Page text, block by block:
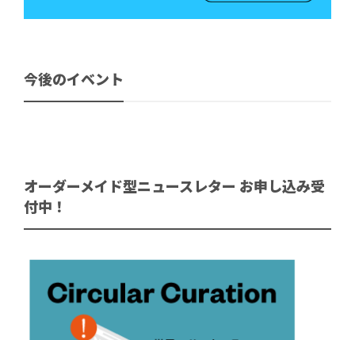
今後のイベント
オーダーメイド型ニュースレター お申し込み受
付中！